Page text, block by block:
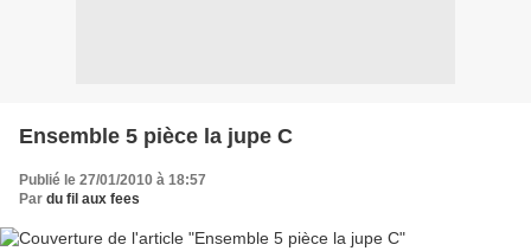
Ensemble 5 pièce la jupe C
Publié le 27/01/2010 à 18:57
Par du fil aux fees